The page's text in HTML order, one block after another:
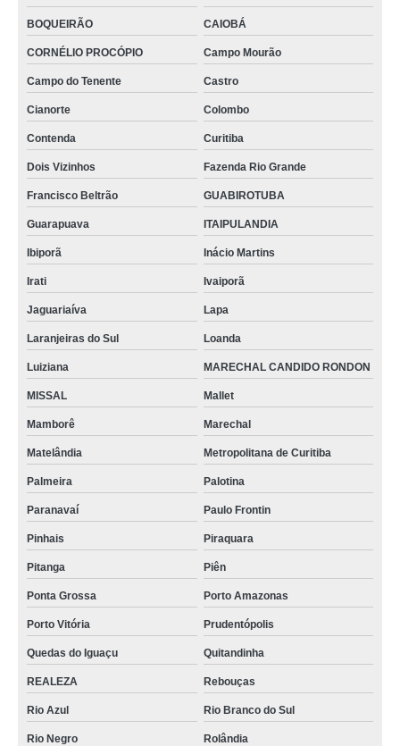
BOQUEIRÃO CAIOBÁ
CORNÉLIO PROCÓPIO Campo Mourão
Campo do Tenente Castro
Cianorte Colombo
Contenda Curitiba
Dois Vizinhos Fazenda Rio Grande
Francisco Beltrão GUABIROTUBA
Guarapuava ITAIPULANDIA
Ibiporã Inácio Martins
Irati Ivaiporã
Jaguariaíva Lapa
Laranjeiras do Sul Loanda
Luiziana MARECHAL CANDIDO RONDON
MISSAL Mallet
Mamborê Marechal
Matelândia Metropolitana de Curitiba
Palmeira Palotina
Paranavaí Paulo Frontin
Pinhais Piraquara
Pitanga Piên
Ponta Grossa Porto Amazonas
Porto Vitória Prudentópolis
Quedas do Iguaçu Quitandinha
REALEZA Rebouças
Rio Azul Rio Branco do Sul
Rio Negro Rolândia